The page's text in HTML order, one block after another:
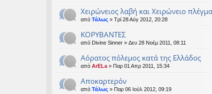
Χειρώνειος λαβή και Χειρώνειο πλέγμα
από Τάλως » Τρί 28 Αύγ 2012, 20:28
ΚΟΡΥΒΑΝΤΕΣ
από Divine Sinner » Δευ 28 Νοέμ 2011, 08:11
Αόρατος πόλεμος κατά της Ελλάδος
από ArELa » Παρ 01 Απρ 2011, 15:34
Αποκαρτερόν
από Τάλως » Παρ 06 Ιούλ 2012, 09:19